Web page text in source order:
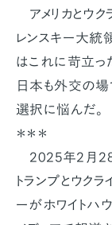
アメリカとウク
レンスキー大統
はこれに苛立っ
日本も外交の場
選択に悩んだ。
＊＊＊
2025年2月28
トランプとウク
ーがホワイトハ